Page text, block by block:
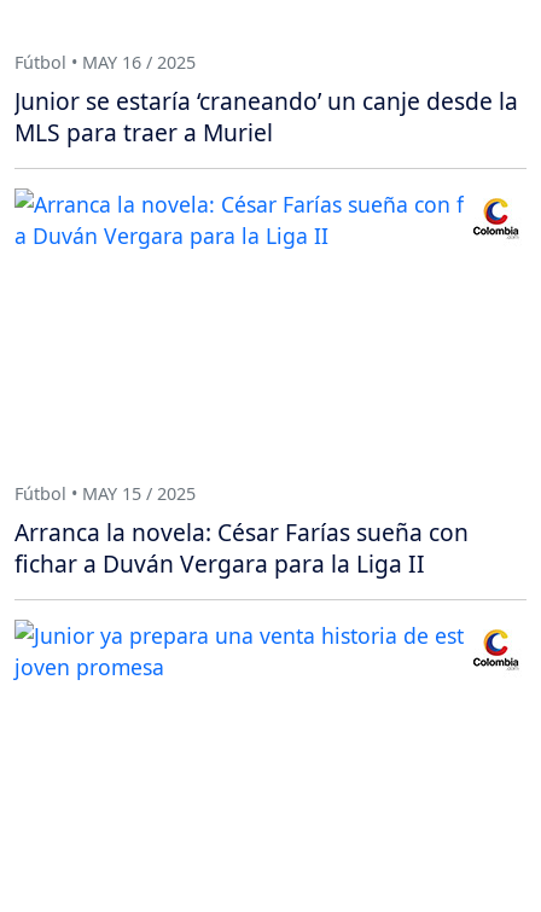
Fútbol • MAY 16 / 2025
Junior se estaría ‘craneando’ un canje desde la
MLS para traer a Muriel
Fútbol • MAY 15 / 2025
Arranca la novela: César Farías sueña con
fichar a Duván Vergara para la Liga II